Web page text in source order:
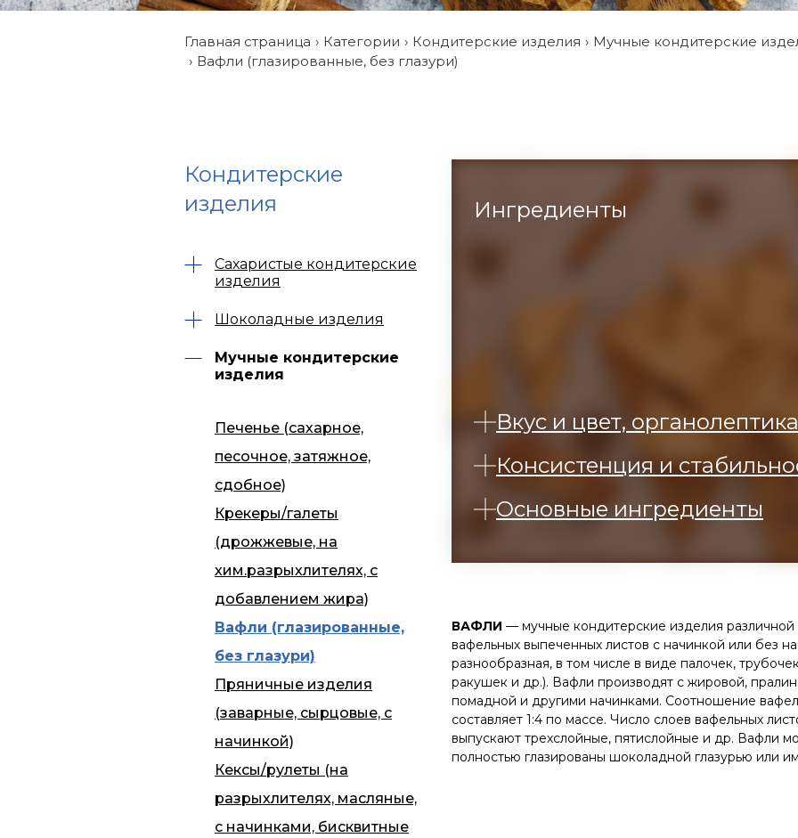
Главная страница Категории Кондитерские изделия
Мучные кондитерские
Вафли (глазированные, без глазури)
Кондитерские
изделия
Сахаристые кондитерские
изделия
Шоколадные изделия
Мучные кондитерские
изделия
Печенье (сахарное,
песочное, затяжное,
сдобное)
Крекеры/галеты
(дрожжевые, на
хим.разрыхлителях, с
добавлением жира)
Вафли (глазированные,
без глазури)
Пряничные изделия
(заварные, сырцовые, с
начинкой)
Кексы/рулеты (на
разрыхлителях, масляные,
с начинками, бисквитные
Ингредиенты
Вкус и цвет, органолептика
Консистенция и
Основные ингредиенты
ВАФЛИ — мучные кондитерские изделия
вафельных выпеченных листов с начинкой или без
разнообразная, в том числе в виде палочек,
ракушек и др.). Вафли производят с жировой,
помадной и другими начинками. Соотношение
составляет 1:4 по массе. Число слоев вафельных
выпускают трехслойные, пятислойные и др. Вафли
полностью глазированы шоколадной глазурью или